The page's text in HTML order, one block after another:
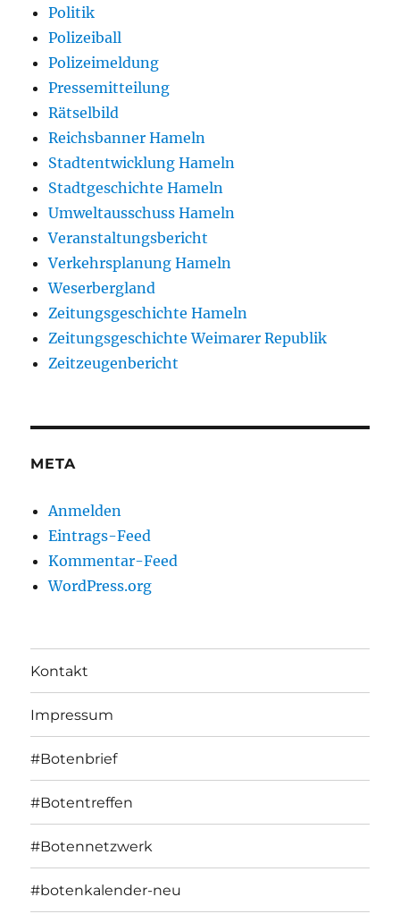
Politik
Polizeiball
Polizeimeldung
Pressemitteilung
Rätselbild
Reichsbanner Hameln
Stadtentwicklung Hameln
Stadtgeschichte Hameln
Umweltausschuss Hameln
Veranstaltungsbericht
Verkehrsplanung Hameln
Weserbergland
Zeitungsgeschichte Hameln
Zeitungsgeschichte Weimarer Republik
Zeitzeugenbericht
META
Anmelden
Eintrags-Feed
Kommentar-Feed
WordPress.org
Kontakt
Impressum
#Botenbrief
#Botentreffen
#Botennetzwerk
#botenkalender-neu